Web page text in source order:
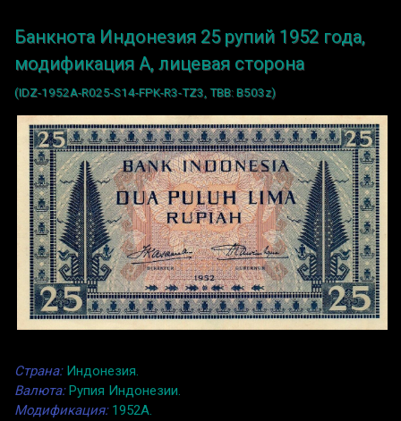
Банкнота Индонезия 25 рупий 1952 года,
модификация A, лицевая сторона
(IDZ-1952A-R025-S14-FPK-R3-TZ3, TBB: B503z)
Страна:Индонезия.
Валюта:Рупия Индонезии.
Модификация:1952A.